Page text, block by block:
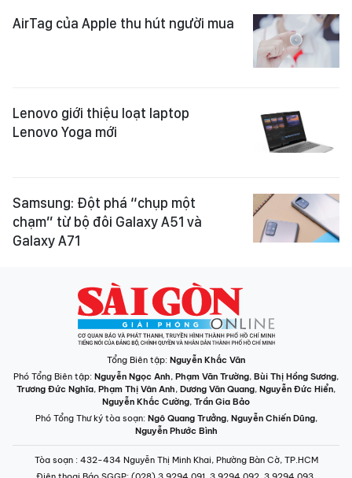
AirTag của Apple thu hút người mua
Lenovo giới thiệu loạt laptop
Lenovo Yoga mới
Samsung: Đột phá “chụp một
chạm” từ bộ đôi Galaxy A51 và
Galaxy A71
Tổng Biên tập: Nguyễn Khắc Văn
Phó Tổng Biên tập: Nguyễn Ngọc Anh, Phạm Văn Trường, Bùi Thị Hồng Sương,
Trương Đức Nghĩa, Phạm Thị Vân Anh, Dương Văn Quang, Nguyễn Đức Hiển,
Nguyễn Khắc Cường, Trần Gia Bảo
Phó Tổng Thư ký tòa soạn: Ngô Quang Trưởng, Nguyễn Chiến Dũng,
Nguyễn Phước Bình
Tòa soạn : 432-434 Nguyễn Thị Minh Khai, Phường Bàn Cờ, TP.HCM